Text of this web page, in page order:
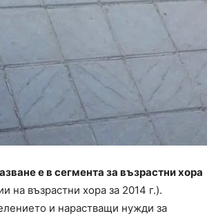
e в сегмента за възрастни хора
на възрастни хора за 2014 г.).
и нарастващи нужди за